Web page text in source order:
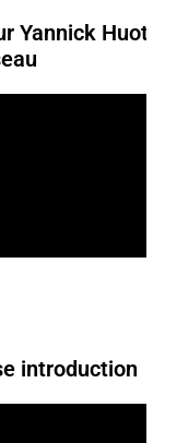
Yannick Huot
introduction